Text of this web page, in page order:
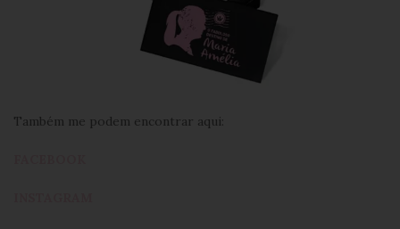
Também me podem encontrar aqui: